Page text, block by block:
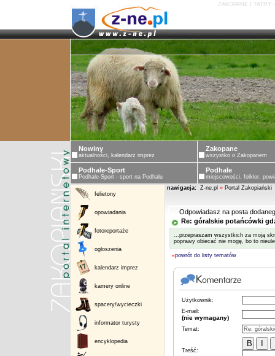
ZAKOPANE I TATRY
Nowiny
aktualności, kalendarz imprez
Zakopane
wszystko o Zakopanem
Podhale-Sport
Podhale-Sport - sport na Podhalu
Podhale
miejscowości, folklor,
felietony
opowiadania
fotoreportaże
ogłoszenia
kalendarz imprez
kamery online
spacery/wycieczki
informator turysty
encyklopedia
nawigacja: Z-ne.pl » Portal Zakopiański
Odpowiadasz na posta
Re: góralskie potańcówki
...przepraszam wszystkich za moją
poprawy obiecać nie mogę, bo to
«powrót do listy tematów
Użytkownik:
E-mail:
(nie wymagany)
Temat:
Treść: